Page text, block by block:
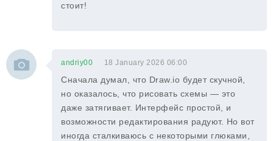
стоит!
andriy00 18 January 2026 06:00
Сначала думал, что Draw.io будет скучной,
но оказалось, что рисовать схемы — это
даже затягивает. Интерфейс простой, и
возможности редактирования радуют. Но вот
иногда сталкиваюсь с некоторыми глюками,